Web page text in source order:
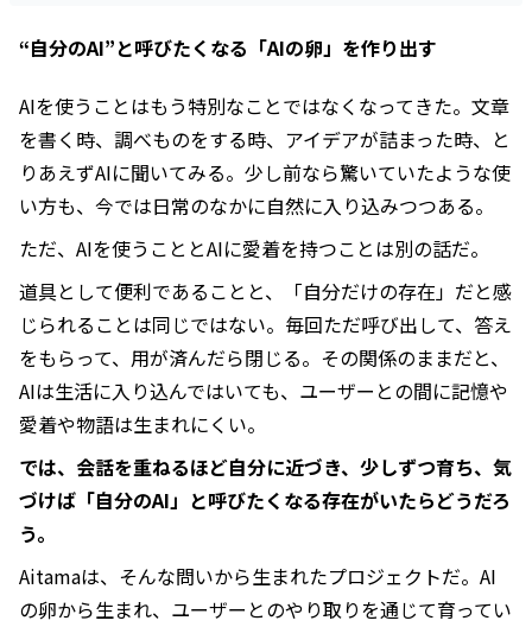
“自分のAI”と呼びたくなる「AIの卵」を作り出す
AIを使うことはもう特別なことではなくなってきた。文章
を書く時、調べものをする時、アイデアが詰まった時、と
りあえずAIに聞いてみる。少し前なら驚いていたような使
い方も、今では日常のなかに自然に入り込みつつある。
ただ、AIを使うこととAIに愛着を持つことは別の話だ。
道具として便利であることと、「自分だけの存在」だと感
じられることは同じではない。毎回ただ呼び出して、答え
をもらって、用が済んだら閉じる。その関係のままだと、
AIは生活に入り込んではいても、ユーザーとの間に記憶や
愛着や物語は生まれにくい。
では、会話を重ねるほど自分に近づき、少しずつ育ち、気
づけば「自分のAI」と呼びたくなる存在がいたらどうだろ
う。
Aitamaは、そんな問いから生まれたプロジェクトだ。AI
の卵から生まれ、ユーザーとのやり取りを通じて育ってい